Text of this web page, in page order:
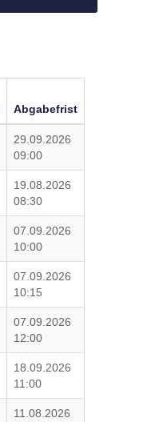
Abgabefrist
29.09.2026
09:00
19.08.2026
08:30
07.09.2026
10:00
07.09.2026
10:15
07.09.2026
12:00
18.09.2026
11:00
11.08.2026